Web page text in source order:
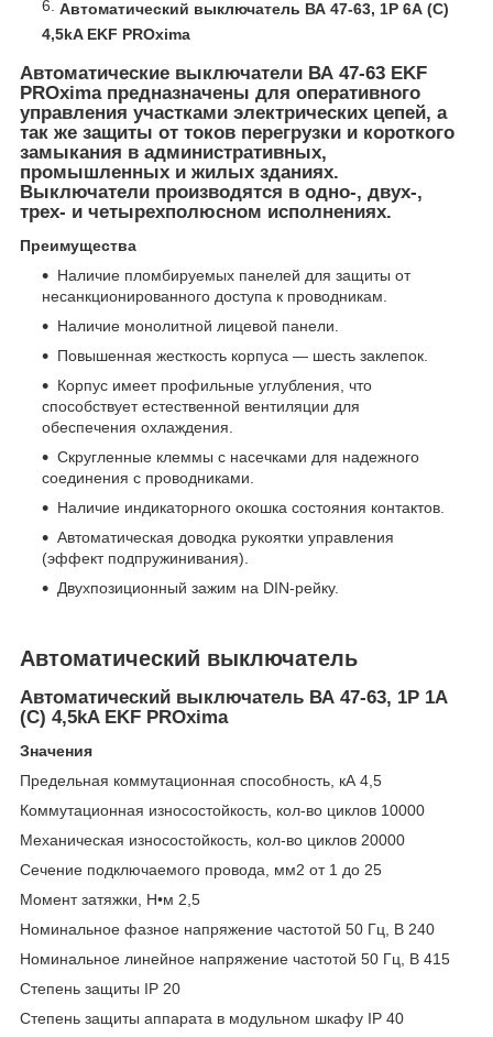
Автоматический выключатель ВА 47-63, 1P 6А (C)
4,5kA EKF PROxima
Автоматические выключатели ВА 47-63 EKF
PROxima предназначены для оперативного
управления участками электрических цепей, а
так же защиты от токов перегрузки и короткого
замыкания в административных,
промышленных и жилых зданиях.
Выключатели производятся в одно-, двух-,
трех- и четырехполюсном исполнениях.
Преимущества
Наличие пломбируемых панелей для защиты от
несанкционированного доступа к проводникам.
Наличие монолитной лицевой панели.
Повышенная жесткость корпуса — шесть заклепок.
Корпус имеет профильные углубления, что
способствует естественной вентиляции для
обеспечения охлаждения.
Cкругленные клеммы с насечками для надежного
соединения с проводниками.
Наличие индикаторного окошка состояния контактов.
Автоматическая доводка рукоятки управления
(эффект подпружинивания).
Двухпозиционный зажим на DIN-рейку.
Автоматический выключатель
Автоматический выключатель ВА 47-63, 1P 1А
(C) 4,5kA EKF PROxima
Значения
Предельная коммутационная способность, кА 4,5
Коммутационная износостойкость, кол-во циклов 10000
Механическая износостойкость, кол-во циклов 20000
Сечение подключаемого провода, мм2 от 1 до 25
Момент затяжки, Н•м 2,5
Номинальное фазное напряжение частотой 50 Гц, В 240
Номинальное линейное напряжение частотой 50 Гц, В 415
Степень защиты IP 20
Степень защиты аппарата в модульном шкафу IP 40